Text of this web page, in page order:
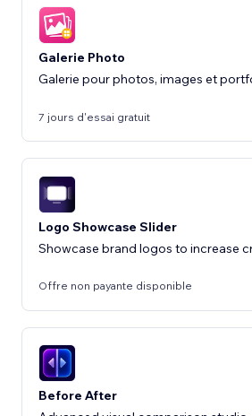
Galerie Photo
Galerie pour photos, images et
7 jours d'essai gratuit
Logo Showcase Slider
Showcase brand logos to increase
Offre non payante disponible
Before After